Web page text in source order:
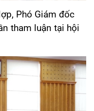
Phó Giám đốc
tham luận tại hội